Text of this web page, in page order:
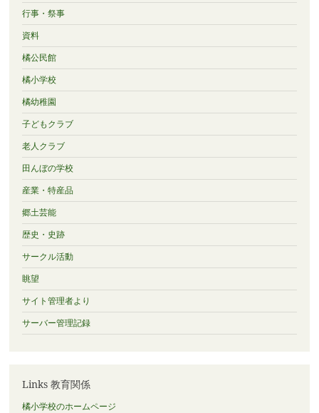
行事・祭事
資料
橘公民館
橘小学校
橘幼稚園
子どもクラブ
老人クラブ
田んぼの学校
産業・特産品
郷土芸能
歴史・史跡
サークル活動
眺望
サイト管理者より
サーバー管理記録
Links 教育関係
橘小学校のホームページ